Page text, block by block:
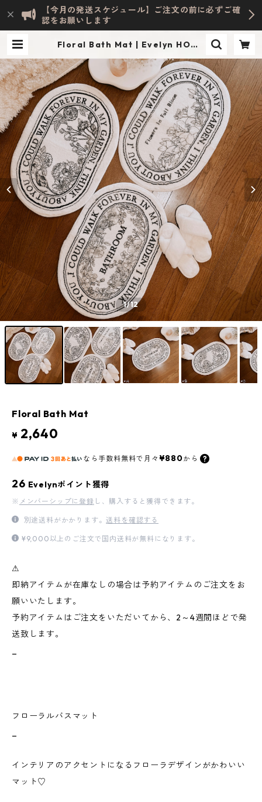
【今月の発送スケジュール】ご注文の前に必ずご確
認をお願いします
Floral Bath Mat | Evelyn HOME
STYLE
1/12
Floral Bath Mat
¥ 2,640
なら 手数料無料で 月々 ¥880から
26 Evelynポイント獲得
※ メンバーシップに登録 し、購入すると獲得できます。
別途送料がかかります。送料を確認する
¥9,000以上のご注文で国内送料が無料になります。
⚠︎
即納アイテムが在庫なしの場合は予約アイテムのご注文をお
願いいたします。
予約アイテムはご注文をいただいてから、2～4週間ほどで発
送致します。
フローラルバスマット
インテリアのアクセントになるフローラデザインがかわいい
マット♡